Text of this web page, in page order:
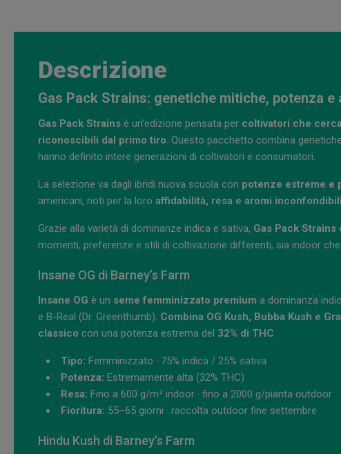
Descrizione
Gas Pack Strains: genetiche mitiche, potenza
Gas Pack Strains è un’edizione pensata per coltivatori che
riconoscibili dal primo tiro. Questo pacchetto combina
hanno definito intere generazioni di coltivatori e consumatori.
La selezione va dagli ibridi nuova scuola con potenze estreme e
americani, noti per la loro affidabilità, resa e aromi inconfondibili
Grazie alla varietà di dominanze indica e sativa, Gas Pack
momenti, preferenze e stili di coltivazione differenti, sia indoor
Insane OG di Barney’s Farm
Insane OG è un seme femminizzato premium a dominanza
e B-Real (Dr. Greenthumb). Combina OG Kush, Bubba Kush e
classico con una potenza estrema del 32% di THC.
Tipo: Femminizzato · 75% indica / 25% sativa
Potenza: Estremamente alta (32% THC)
Resa: Fino a 600 g/m² indoor · fino a 2000 g/pianta outdoor
Fioritura: 55–65 giorni · raccolta outdoor fine settembre
Hindu Kush di Barney’s Farm